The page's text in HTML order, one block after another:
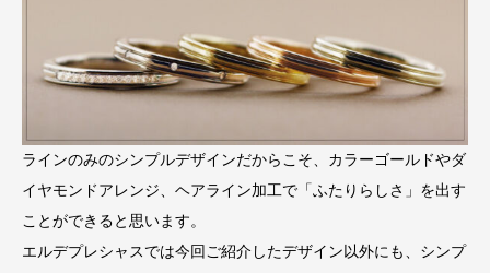
ラインのみのシンプルデザインだからこそ、カラーゴールドやダ
イヤモンドアレンジ、ヘアライン加工で「ふたりらしさ」を出す
ことができると思います。
エルデプレシャスでは今回ご紹介したデザイン以外にも、シンプ